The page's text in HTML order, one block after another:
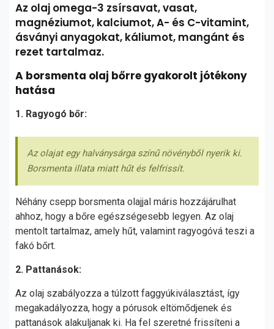
Az olaj omega-3 zsírsavat, vasat,
magnéziumot, kalciumot, A- és C-vitamint,
ásványi anyagokat, káliumot, mangánt és
rezet tartalmaz.
A borsmenta olaj bőrre gyakorolt jótékony
hatása
1. Ragyogó bőr:
Az olajat egy halványsárga színű növényből nyerik ki.
Borsmenta illata miatt hűt és felfrissít.
Néhány csepp borsmenta olajjal máris hozzájárulhat
ahhoz, hogy a bőre egészségesebb legyen. Az olaj
mentolt tartalmaz, amely hűt, valamint ragyogóvá teszi a
fakó bőrt.
2. Pattanások:
Az olaj szabályozza a túlzott faggyúkiválasztást, így
megakadályozza, hogy a pórusok eltömődjenek és
pattanások alakuljanak ki. Ha fel szeretné frissíteni a